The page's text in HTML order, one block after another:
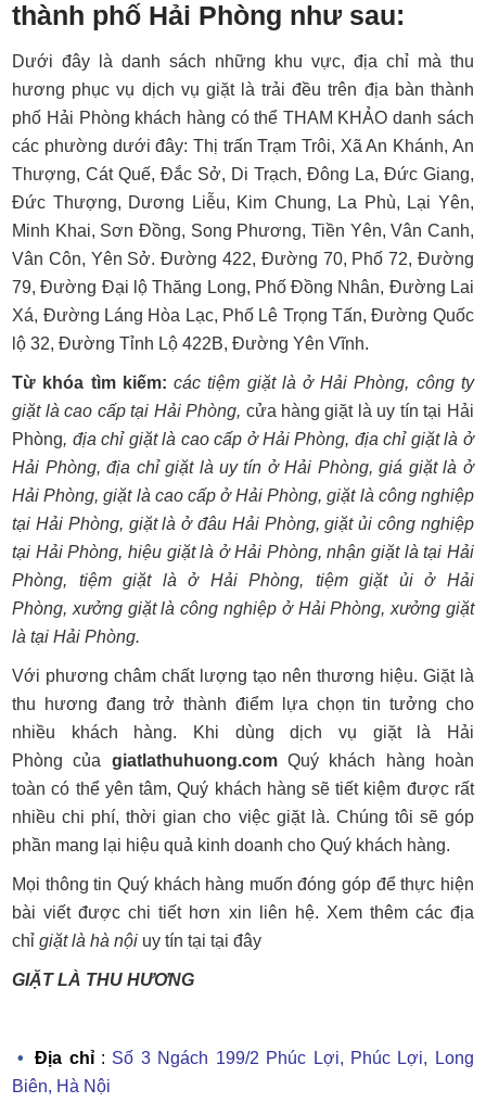
thành phố Hải Phòng như sau:
Dưới đây là danh sách những khu vực, địa chỉ mà thu
hương phục vụ dịch vụ giặt là trải đều trên địa bàn thành
phố Hải Phòng khách hàng có thể THAM KHẢO danh sách
các phường dưới đây: Thị trấn Trạm Trôi, Xã An Khánh, An
Thượng, Cát Quế, Đắc Sở, Di Trạch, Đông La, Đức Giang,
Đức Thượng, Dương Liễu, Kim Chung, La Phù, Lại Yên,
Minh Khai, Sơn Đồng, Song Phương, Tiền Yên, Vân Canh,
Vân Côn, Yên Sở. Đường 422, Đường 70, Phố 72, Đường
79, Đường Đại lộ Thăng Long, Phố Đồng Nhân, Đường Lai
Xá, Đường Láng Hòa Lạc, Phố Lê Trọng Tấn, Đường Quốc
lộ 32, Đường Tỉnh Lộ 422B, Đường Yên Vĩnh.
Từ khóa tìm kiếm:các tiệm giặt là ở Hải Phòng, công ty
giặt là cao cấp tại Hải Phòng, cửa hàng giặt là uy tín tại Hải
Phòng, địa chỉ giặt là cao cấp ở Hải Phòng, địa chỉ giặt là ở
Hải Phòng, địa chỉ giặt là uy tín ở Hải Phòng, giá giặt là ở
Hải Phòng, giặt là cao cấp ở Hải Phòng, giặt là công nghiệp
tại Hải Phòng, giặt là ở đâu Hải Phòng, giặt ủi công nghiệp
tại Hải Phòng, hiệu giặt là ở Hải Phòng, nhận giặt là tại Hải
Phòng, tiệm giặt là ở Hải Phòng, tiệm giặt ủi ở Hải
Phòng, xưởng giặt là công nghiệp ở Hải Phòng, xưởng giặt
là tại Hải Phòng.
Với phương châm chất lượng tạo nên thương hiệu. Giặt là
thu hương đang trở thành điểm lựa chọn tin tưởng cho
nhiều khách hàng. Khi dùng dịch vụ giặt là Hải
Phòng của giatlathuhuong.comQuý khách hàng hoàn
toàn có thể yên tâm, Quý khách hàng sẽ tiết kiệm được rất
nhiều chi phí, thời gian cho việc giặt là. Chúng tôi sẽ góp
phần mang lại hiệu quả kinh doanh cho Quý khách hàng.
Mọi thông tin Quý khách hàng muốn đóng góp để thực hiện
bài viết được chi tiết hơn xin liên hệ. Xem thêm các địa
chỉgiặt là hà nội uy tín tại tại đây
GIẶT LÀ THU HƯƠNG
Địa chỉ: Số 3 Ngách 199/2 Phúc Lợi, Phúc Lợi, Long
Biên, Hà Nội